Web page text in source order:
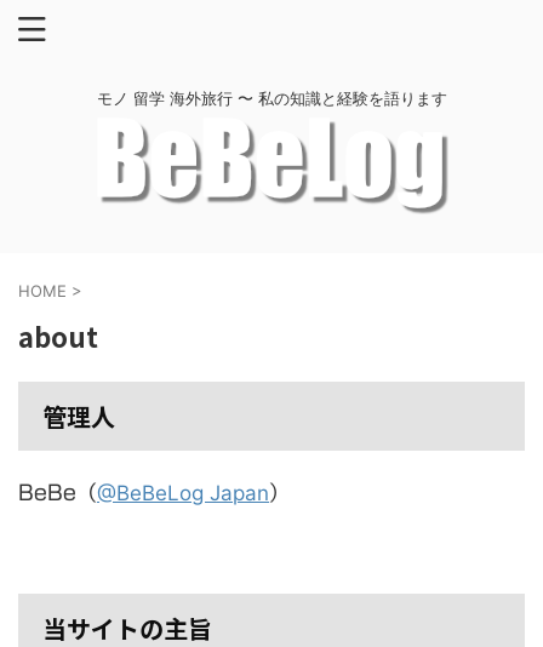
モノ 留学 海外旅行 〜 私の知識と経験を語ります
HOME >
about
管理人
BeBe（@BeBeLog Japan）
当サイトの主旨